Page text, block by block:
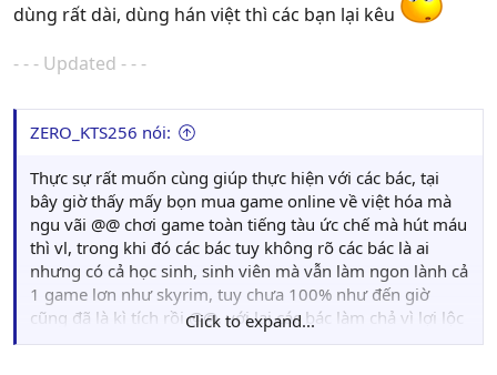
dùng rất dài, dùng hán việt thì các bạn lại kêu
- - - Updated - - -
ZERO_KTS256 nói:
Thực sự rất muốn cùng giúp thực hiện với các bác, tại
bây giờ thấy mấy bọn mua game online về việt hóa mà
ngu vãi @@ chơi game toàn tiếng tàu ức chế mà hút máu
thì vl, trong khi đó các bác tuy không rõ các bác là ai
nhưng có cả học sinh, sinh viên mà vẫn làm ngon lành cả
1 game lơn như skyrim, tuy chưa 100% như đến giờ
cũng đã là kì tích rồi @@, với lại các bác làm chả vì lợi lộc
gì mà làm xong chắc cũng chán luôn game là vừa ^^, và
Click to expand...